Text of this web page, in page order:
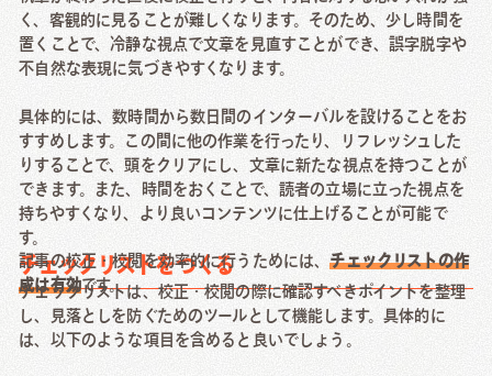
く、客観的に見ることが難しくなります。そのため、少し時間を
置くことで、冷静な視点で文章を見直すことができ、誤字脱字や
不自然な表現に気づきやすくなります。
具体的には、数時間から数日間のインターバルを設けることをお
すすめします。この間に他の作業を行ったり、リフレッシュした
りすることで、頭をクリアにし、文章に新たな視点を持つことが
できます。また、時間をおくことで、読者の立場に立った視点を
持ちやすくなり、より良いコンテンツに仕上げることが可能で
す。
チェックリストをつくる
記事の校正・校閲を効率的に行うためには、チェックリストの作
成は有効です。
チェックリストは、校正・校閲の際に確認すべきポイントを整理
し、見落としを防ぐためのツールとして機能します。具体的に
は、以下のような項目を含めると良いでしょう。